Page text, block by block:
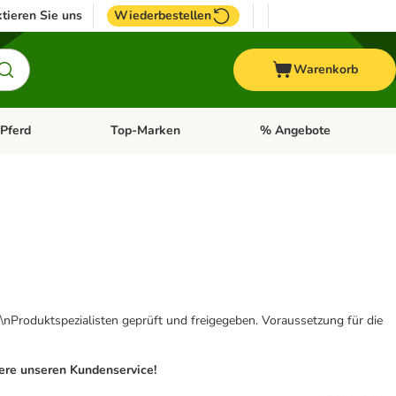
Sie uns Wiederbestellen
Warenkorb
Fisch Menü öffnen: Vogel
Pferd Kategorie-Menü öffnen: Pferd
Top-Marken Kategorie-Menü öffnen:
% Angebote
geprüft und freigegeben. Voraussetzung für die
unseren Kundenservice!